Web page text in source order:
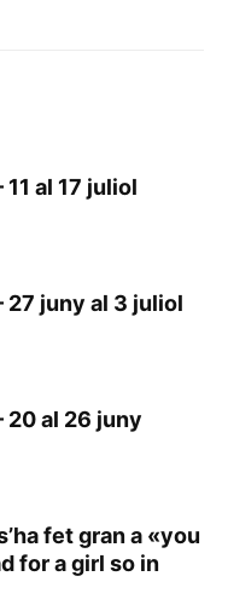
al 17 juliol
27 juny al 3 juliol
20 al 26 juny
fet gran a «you
for a girl so in